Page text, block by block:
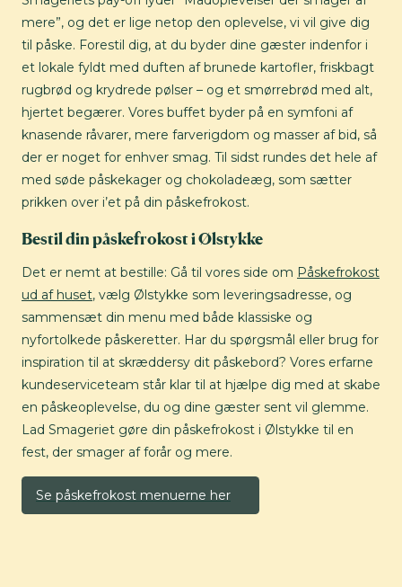
mere”, og det er lige netop den oplevelse, vi vil give dig
til påske. Forestil dig, at du byder dine gæster indenfor i
et lokale fyldt med duften af brunede kartofler, friskbagt
rugbrød og krydrede pølser – og et smørrebrød med alt,
hjertet begærer. Vores buffet byder på en symfoni af
knasende råvarer, mere farverigdom og masser af bid, så
der er noget for enhver smag. Til sidst rundes det hele af
med søde påskekager og chokoladeæg, som sætter
prikken over i’et på din påskefrokost.
Bestil din påskefrokost i Ølstykke
Det er nemt at bestille: Gå til vores side om Påskefrokost
ud af huset, vælg Ølstykke som leveringsadresse, og
sammensæt din menu med både klassiske og
nyfortolkede påskeretter. Har du spørgsmål eller brug for
inspiration til at skræddersy dit påskebord? Vores erfarne
kundeserviceteam står klar til at hjælpe dig med at skabe
en påskeoplevelse, du og dine gæster sent vil glemme.
Lad Smageriet gøre din påskefrokost i Ølstykke til en
fest, der smager af forår og mere.
Se påskefrokost menuerne her